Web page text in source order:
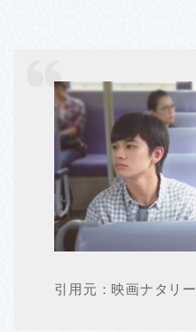
引用元：映画ナタリー